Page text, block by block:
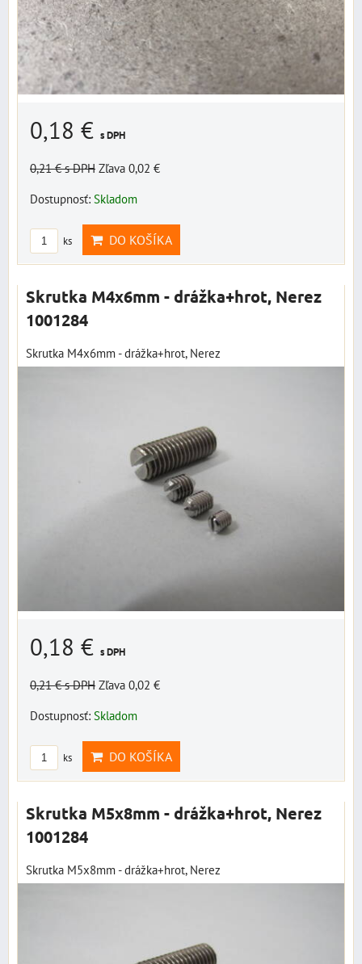
0,18 € s DPH
0,21 €s DPH Zľava 0,02 €
Dostupnosť: Skladom
ks DO KOŠÍKA
Skrutka M4x6mm - drážka+hrot, Nerez
1001284
Skrutka M4x6mm - drážka+hrot, Nerez
0,18 € s DPH
0,21 €s DPH Zľava 0,02 €
Dostupnosť: Skladom
ks DO KOŠÍKA
Skrutka M5x8mm - drážka+hrot, Nerez
1001284
Skrutka M5x8mm - drážka+hrot, Nerez